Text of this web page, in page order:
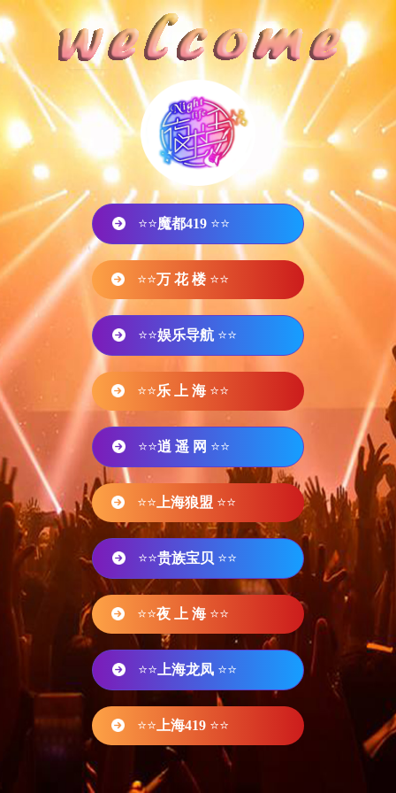
⭐⭐魔都419 ⭐⭐
⭐⭐万 花 楼 ⭐⭐
⭐⭐娱乐导航 ⭐⭐
⭐⭐乐 上 海 ⭐⭐
⭐⭐逍 遥 网 ⭐⭐
⭐⭐ 上海狼盟 ⭐⭐
⭐⭐贵族宝贝 ⭐⭐
⭐⭐夜 上 海 ⭐⭐
⭐⭐ 上海龙凤 ⭐⭐
⭐⭐ 上海419 ⭐⭐